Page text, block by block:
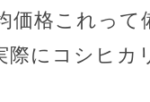
価格これって
際にコシヒカ